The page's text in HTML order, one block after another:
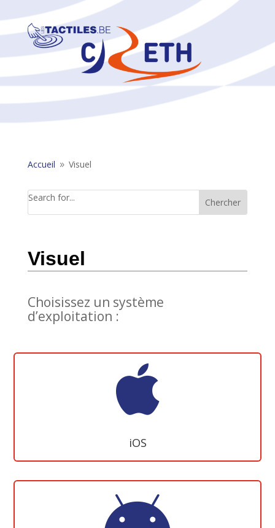
Accueil 9 Visuel
Search for...
Visuel
Choisissez un système
d’exploitation :

iOS